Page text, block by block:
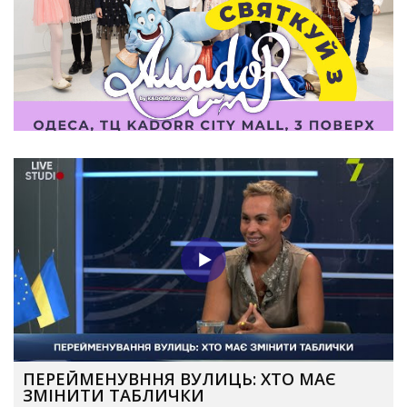
ПЕРЕЙМЕНУВННЯ ВУЛИЦЬ: ХТО МАЄ
ЗМІНИТИ ТАБЛИЧКИ